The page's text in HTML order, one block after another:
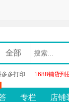
全部
多多打印 1688铺货到
专栏 店铺